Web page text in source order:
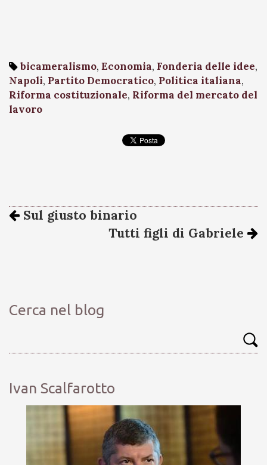
bicameralismo, Economia, Fonderia delle idee,
Napoli, Partito Democratico, Politica italiana,
Riforma costituzionale, Riforma del mercato del
lavoro
Sul giusto binario
Tutti figli di Gabriele
Cerca nel blog
Ivan Scalfarotto